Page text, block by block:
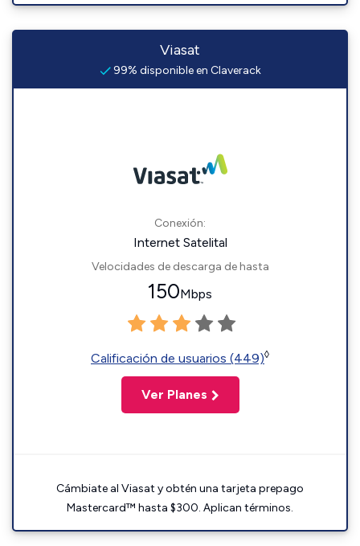
Viasat
99% disponible en Claverack
Conexión:
Internet Satelital
Velocidades de descarga de hasta
150Mbps
Calificación de usuarios (449)◊
Ver Planes
Cámbiate al Viasat y obtén una tarjeta prepago
Mastercard™ hasta $300. Aplican términos.